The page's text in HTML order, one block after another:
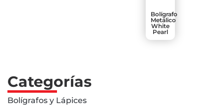
Bolígrafo
Metálico
White
Pearl
Categorías
Bolígrafos y Lápices